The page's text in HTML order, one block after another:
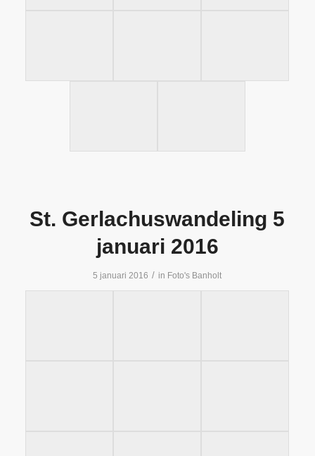
St. Gerlachuswandeling 5
januari 2016
5 januari 2016 / in Foto's Banholt